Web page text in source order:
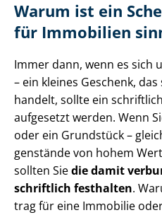
Warum ist ein
für Immobilien
Immer dann, wenn es sich
– ein kleines Geschenk,
handelt, sollte ein
aufgesetzt werden. Wenn
oder ein Grundstück –
gen­stän­de von hohem
sollten Siedie damit
schriftlich festhalten.
trag für eine Immobilie